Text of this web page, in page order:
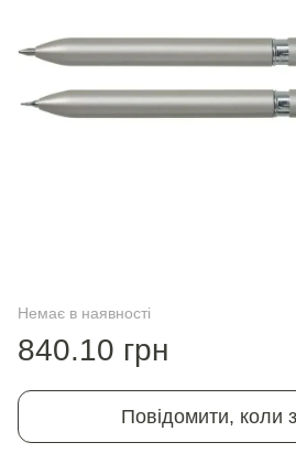
Немає в наявності
840.10 грн
Повідомити, коли